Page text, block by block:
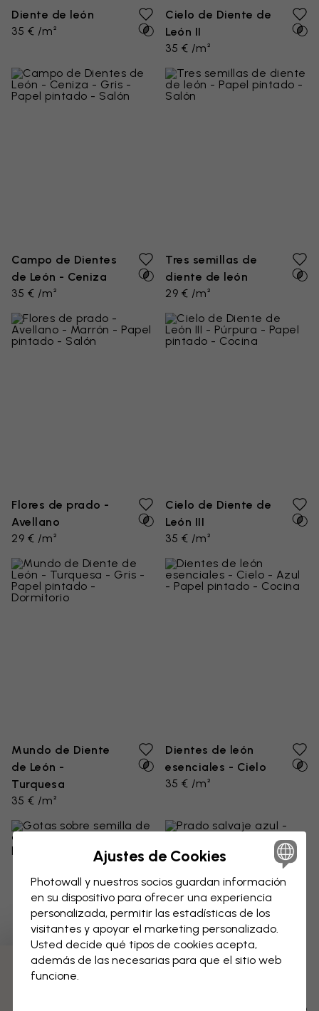
Diente de león
35 € /m²
Cielo de Diente de
León II
35 € /m²
Campo de Dientes
de León - Ceniza
35 € /m²
Tres semillas de
diente de león
29 € /m²
Flores de prado -
Avellano
29 € /m²
Cielo de Diente de
León III
35 € /m²
Mundo de Diente
de León -
Turquesa
35 € /m²
Dientes de león
esenciales - Cielo
35 € /m²
Ajustes de Cookies
Photowall y nuestros socios guardan información
en su dispositivo para ofrecer una experiencia
personalizada, permitir las estadísticas de los
visitantes y apoyar el marketing personalizado.
Usted decide qué tipos de cookies acepta,
además de las necesarias para que el sitio web
funcione.